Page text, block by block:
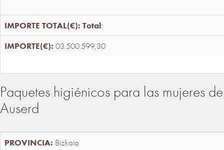
Total:
03.500.599,30
Paquetes higiénicos para las mujeres
Auserd
Bizkaia